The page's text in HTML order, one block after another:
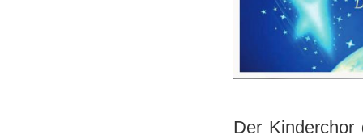
Der Kinderchor